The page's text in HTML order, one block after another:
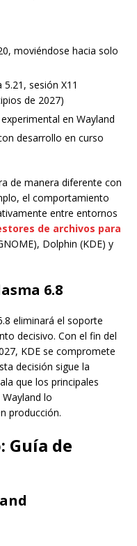
moviéndose hacia solo
sesión X11
de 2027)
en Wayland
desarrollo en curso
de manera diferente con
el comportamiento
entre entornos
de archivos para
Dolphin (KDE) y
6.8
eliminará el soporte
decisivo. Con el fin del
KDE se compromete
decisión sigue la
que los principales
lo
producción.
Guía de